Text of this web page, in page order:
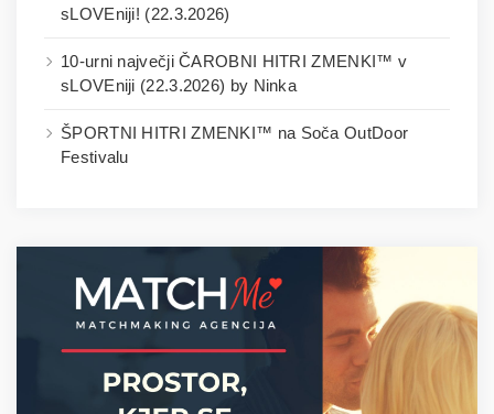
sLOVEniji! (22.3.2026)
10-urni največji ČAROBNI HITRI ZMENKI™ v
sLOVEniji (22.3.2026) by Ninka
ŠPORTNI HITRI ZMENKI™ na Soča OutDoor
Festivalu